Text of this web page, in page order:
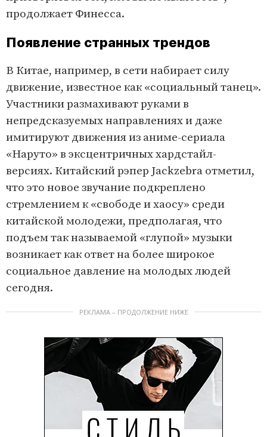
продолжает Финесса.
Появление странных трендов
В Китае, например, в сети набирает силу
движение, известное как «социальный танец».
Участники размахивают руками в
непредсказуемых направлениях и даже
имитируют движения из аниме-сериала
«Наруто» в эксцентричных хардстайл-
версиях. Китайский рэпер Jackzebra отметил,
что это новое звучание подкреплено
стремлением к «свободе и хаосу» среди
китайской молодежи, предполагая, что
подъем так называемой «глупой» музыки
возникает как ответ на более широкое
социальное давление на молодых людей
сегодня.
РЕКЛАМА – ПРОДОЛЖЕНИЕ НИЖЕ